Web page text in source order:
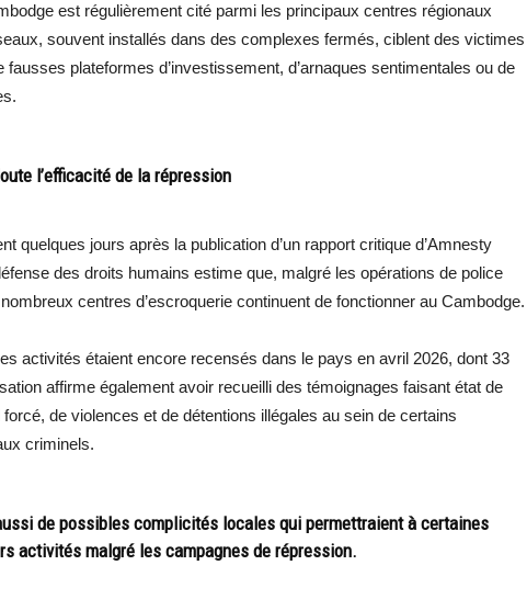
est régulièrement cité parmi les principaux centres régionaux
souvent installés dans des complexes fermés, ciblent des victimes
plateformes d’investissement, d’arnaques sentimentales ou de
l’efficacité de la répression
quelques jours après la publication d’un rapport critique d’Amnesty
des droits humains estime que, malgré les opérations de police
centres d’escroquerie continuent de fonctionner au Cambodge.
activités étaient encore recensés dans le pays en avril 2026, dont 33
affirme également avoir recueilli des témoignages faisant état de
de violences et de détentions illégales au sein de certains
criminels.
de possibles complicités locales qui permettraient à certaines
activités malgré les campagnes de répression.